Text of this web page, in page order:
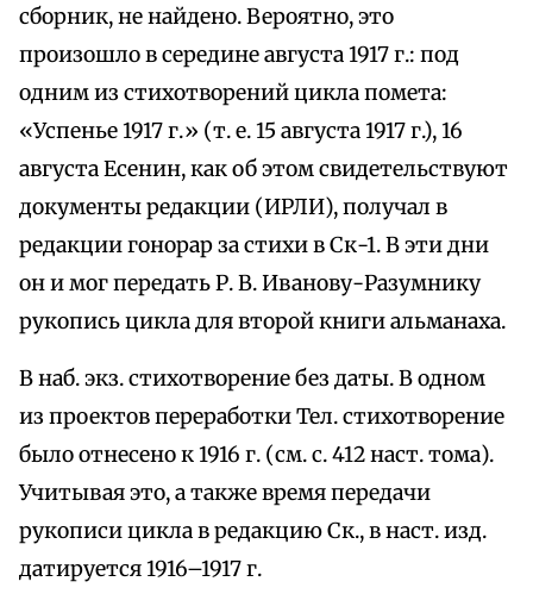
сборник, не найдено. Вероятно, это
произошло в середине августа 1917 г.: под
одним из стихотворений цикла помета:
«Успенье 1917 г.» (т. е. 15 августа 1917 г.), 16
августа Есенин, как об этом свидетельствуют
документы редакции (ИРЛИ), получал в
редакции гонорар за стихи в Ск-1. В эти дни
он и мог передать Р. В. Иванову-Разумнику
рукопись цикла для второй книги альманаха.
В наб. экз. стихотворение без даты. В одном
из проектов переработки Тел. стихотворение
было отнесено к 1916 г. (см. с. 412 наст. тома).
Учитывая это, а также время передачи
рукописи цикла в редакцию Ск., в наст. изд.
датируется 1916–1917 г.